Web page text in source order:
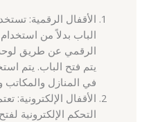
الأقفال الرقمية:
الباب بدلاً من
الرقمي عن طريق لوحة
يتم فتح الباب. يتم
في المنازل والمكاتب
الأقفال الإلكترونية: